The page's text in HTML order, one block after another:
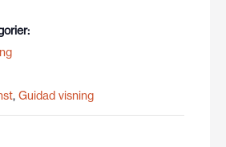
, Guidad visning